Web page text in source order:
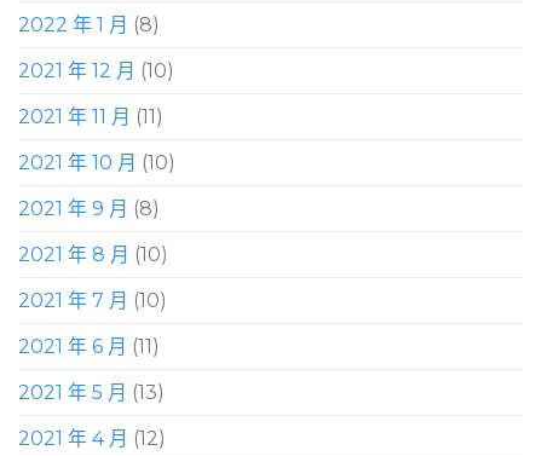
2022 年 1 月 (8)
2021 年 12 月 (10)
2021 年 11 月 (11)
2021 年 10 月 (10)
2021 年 9 月 (8)
2021 年 8 月 (10)
2021 年 7 月 (10)
2021 年 6 月 (11)
2021 年 5 月 (13)
2021 年 4 月 (12)